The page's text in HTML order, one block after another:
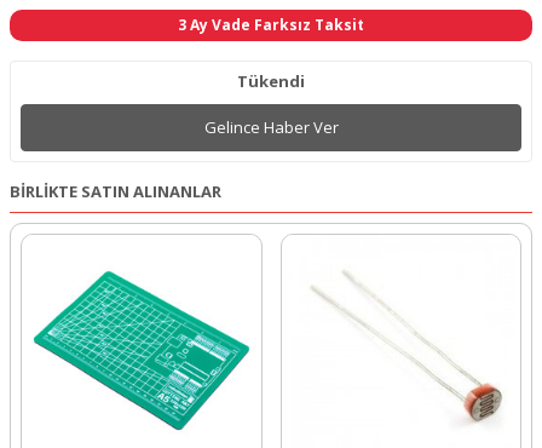
3 Ay Vade Farksız Taksit
Tükendi
Gelince Haber Ver
BİRLİKTE SATIN ALINANLAR